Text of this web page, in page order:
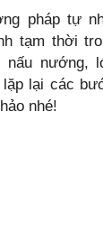
pháp tự
tạm thời
nấu nướng,
lặp lại các
nhé!